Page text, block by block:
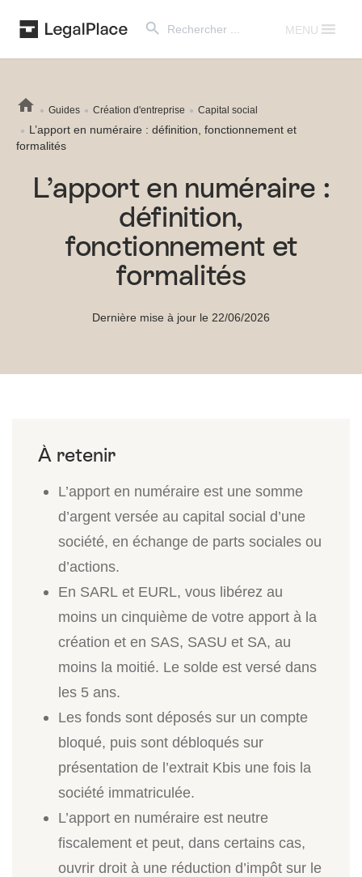
for:
MENU
Guides Création d'entreprise Capital social
L’apport en numéraire : définition, fonctionnement et
formalités
L’apport en numéraire :
définition,
fonctionnement et
formalités
Dernière mise à jour le 22/06/2026
L’apport en numéraire est une somme
d’argent versée au capital social d’une
société, en échange de parts sociales ou
d’actions.
En SARL et EURL, vous libérez au
moins un cinquième de votre apport à la
création et en SAS, SASU et SA, au
moins la moitié. Le solde est versé dans
les 5 ans.
Les fonds sont déposés sur un compte
bloqué, puis sont débloqués sur
présentation de l’extrait Kbis une fois la
société immatriculée.
L’apport en numéraire est neutre
fiscalement et peut, dans certains cas,
ouvrir droit à une réduction d’impôt sur le